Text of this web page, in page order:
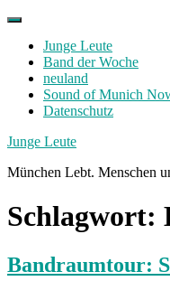
Skip
contentJunge Leute
Band der Woche
neuland
Sound of Munich
Datenschutz
Facebook
Twitter
Instagram
Junge Leute
München Lebt. Menschen
Schlagwort:
Bandraumtour: